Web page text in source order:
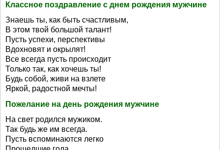
Классное поздравление с днем рождения мужчине
Знаешь ты, как быть счастливым,
В этом твой большой талант!
Пусть успехи, перспективы
Вдохновят и окрылят!
Все всегда пусть происходит
Только так, как хочешь ты!
Будь собой, живи на взлете
Яркой, радостной мечты!
Пожелание на день рождения мужчине
На свет родился мужиком.
Так будь же им всегда.
Пусть вспоминаются легко